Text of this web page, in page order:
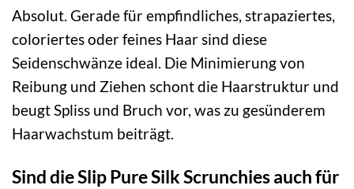
Absolut. Gerade für empfindliches, strapaziertes,
coloriertes oder feines Haar sind diese
Seidenschwänze ideal. Die Minimierung von
Reibung und Ziehen schont die Haarstruktur und
beugt Spliss und Bruch vor, was zu gesünderem
Haarwachstum beiträgt.
Sind die Slip Pure Silk Scrunchies auch für